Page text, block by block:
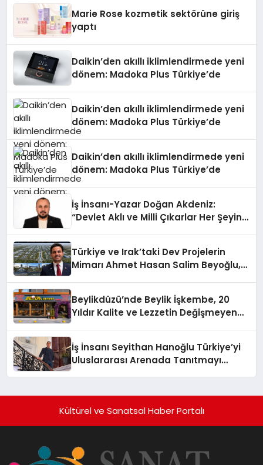
Marie Rose kozmetik sektörüne giriş
yaptı
Daikin’den akıllı iklimlendirmede yeni
dönem: Madoka Plus Türkiye’de
Daikin’den akıllı iklimlendirmede yeni
dönem: Madoka Plus Türkiye’de
Daikin’den akıllı iklimlendirmede yeni
dönem: Madoka Plus Türkiye’de
İş İnsanı-Yazar Doğan Akdeniz:
“Devlet Aklı ve Milli Çıkarlar Her Şeyin
Türkiye ve Irak’taki Dev Projelerin
Mimarı Ahmet Hasan Salim Beyoğlu,
Hayata Geçirecek
Beylikdüzü’nde Beylik İşkembe, 20
Yıldır Kalite ve Lezzetin Değişmeyen
İş İnsanı Seyithan Hanoğlu Türkiye’yi
Uluslararası Arenada Tanıtmayı
Kültürel ve Sanatsal Haber Portalı